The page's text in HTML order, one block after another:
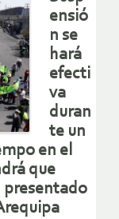
ensió
n se
hará
efecti
va
duran
te un
en el
que
presentado